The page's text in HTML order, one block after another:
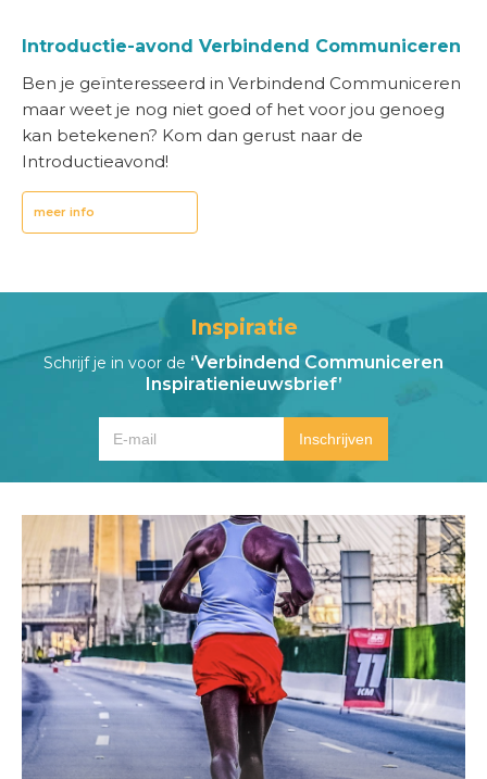
Introductie-avond Verbindend Communiceren
Ben je geïnteresseerd in Verbindend Communiceren
maar weet je nog niet goed of het voor jou genoeg
kan betekenen? Kom dan gerust naar de
Introductieavond!
meer info
Inspiratie
Schrijf je in voor de ‘Verbindend Communiceren
Inspiratienieuwsbrief’